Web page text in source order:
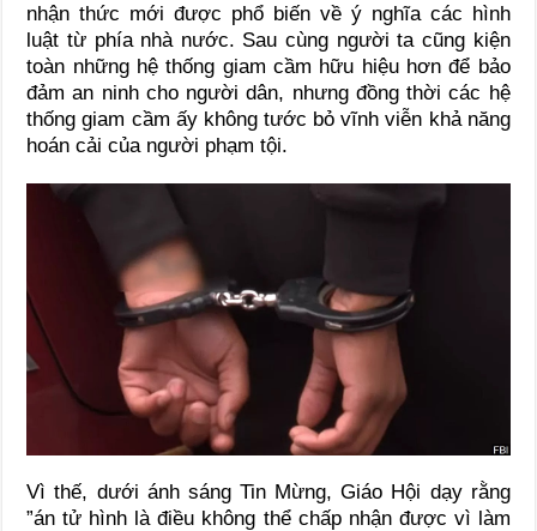
nhận thức mới được phổ biến về ý nghĩa các hình
luật từ phía nhà nước. Sau cùng người ta cũng kiện
toàn những hệ thống giam cầm hữu hiệu hơn để bảo
đảm an ninh cho người dân, nhưng đồng thời các hệ
thống giam cầm ấy không tước bỏ vĩnh viễn khả năng
hoán cải của người phạm tội.
Vì thế, dưới ánh sáng Tin Mừng, Giáo Hội dạy rằng
”án tử hình là điều không thể chấp nhận được vì làm